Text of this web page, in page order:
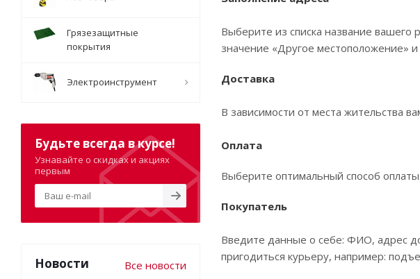
Выберите из списка название вашего
значение «Другое местоположение»
Доставка
В зависимости от места жительства
Оплата
Выберите оптимальный способ оплаты.
Покупатель
Введите данные о себе: ФИО, адрес
пригодиться курьеру, например:
Грязезащитные
покрытия
Электроинструмент
Будьте всегда в курсе!
Узнавайте о скидках и акциях
первым
Новости Все новости